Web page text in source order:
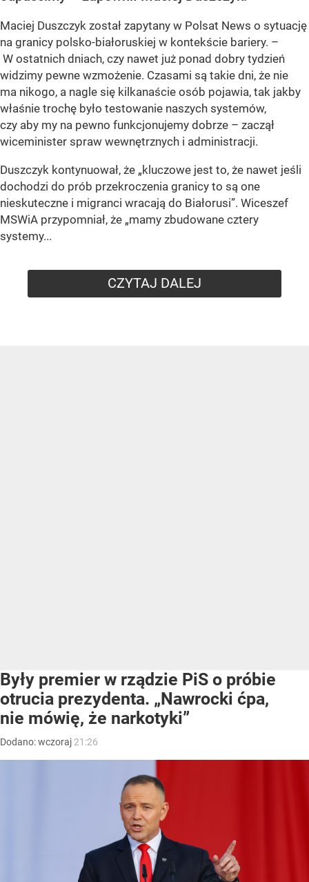
Maciej Duszczyk został zapytany w Polsat News o sytuację
na granicy polsko-białoruskiej w kontekście bariery. –
W ostatnich dniach, czy nawet już ponad dobry tydzień
widzimy pewne wzmożenie. Czasami są takie dni, że nie
ma nikogo, a nagle się kilkanaście osób pojawia, tak jakby
właśnie trochę było testowanie naszych systemów,
czy aby my na pewno funkcjonujemy dobrze – zaczął
wiceminister spraw wewnętrznych i administracji.
Duszczyk kontynuował, że „kluczowe jest to, że nawet jeśli
dochodzi do prób przekroczenia granicy to są one
nieskuteczne i migranci wracają do Białorusi”. Wiceszef
MSWiA przypomniał, że „mamy zbudowane cztery
systemy...
CZYTAJ DALEJ
Były premier w rządzie PiS o próbie
otrucia prezydenta. „Nawrocki ćpa,
nie mówię, że narkotyki”
Dodano:wczoraj 21:26